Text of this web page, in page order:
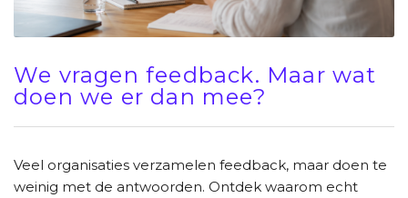
We vragen feedback. Maar wat
doen we er dan mee?
Veel organisaties verzamelen feedback, maar doen te
weinig met de antwoorden. Ontdek waarom echt